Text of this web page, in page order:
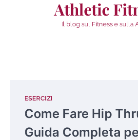
Athletic
Il blog sul Fitness e sulla
ESERCIZI
Come Fare Hip
Guida Completa